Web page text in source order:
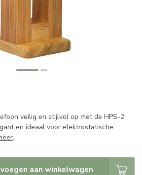
veilig en stijlvol op met de HPS-2
en ideaal voor elektrostatische
.
aan winkelwagen